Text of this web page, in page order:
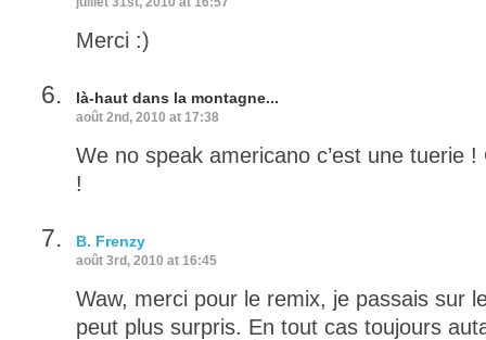
Merci :)
là-haut dans la montagne...
août 2nd, 2010 at 17:38
We no speak americano c’est une tuerie
!
B. Frenzy
août 3rd, 2010 at 16:45
Waw, merci pour le remix, je passais sur
peut plus surpris. En tout cas toujours